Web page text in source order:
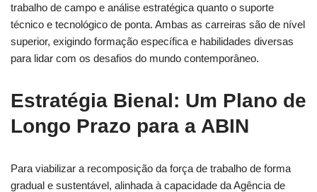
trabalho de campo e análise estratégica quanto o suporte
técnico e tecnológico de ponta. Ambas as carreiras são de nível
superior, exigindo formação específica e habilidades diversas
para lidar com os desafios do mundo contemporâneo.
Estratégia Bienal: Um Plano de
Longo Prazo para a ABIN
Para viabilizar a recomposição da força de trabalho de forma
gradual e sustentável, alinhada à capacidade da Agência de